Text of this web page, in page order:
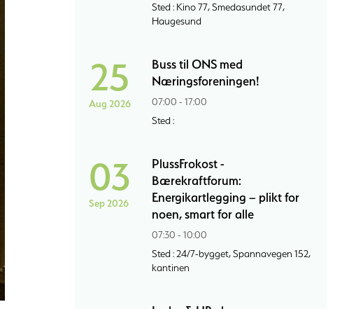
Sted : Kino 77, Smedasundet 77,
Haugesund
25
Aug 2026
Buss til ONS med
Næringsforeningen!
07:00 - 17:00
Sted :
03
Sep 2026
PlussFrokost -
Bærekraftforum:
Energikartlegging – plikt for
noen, smart for alle
07:30 - 10:00
Sted : 24/7-bygget, Spannavegen 152,
kantinen